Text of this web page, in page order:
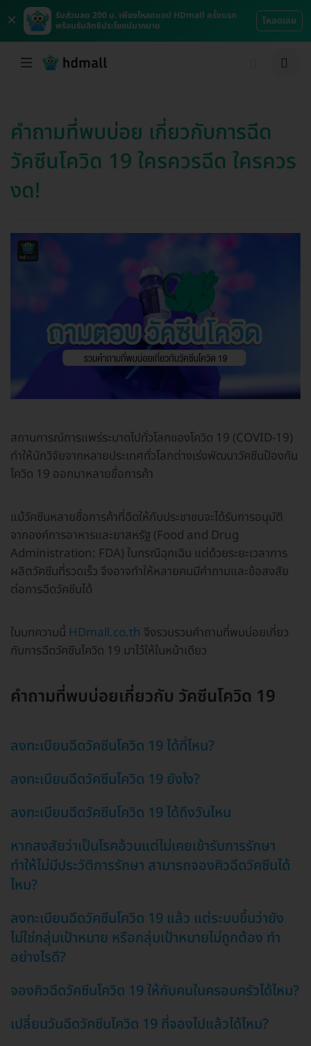
×
รับส่วนลด 200 บ. เพียงโหลดแอป HDmall ครั้งแรก
พร้อมรับสิทธิประโยชน์มากมาย
โหลดเลย
คำถามที่พบบ่อย เกี่ยวกับการฉีด
วัคซีนโควิด 19 ใครควรฉีด ใครควร
งด!
สถานการณ์การแพร่ระบาดไปทั่วโลกของโควิด 19 (COVID-19)
ทำให้นักวิจัยจากหลายประเทศทั่วโลกต่างเร่งพัฒนาวัคซีนป้องกัน
โควิด 19 ออกมาหลายชื่อการค้า
แม้วัคซีนหลายชื่อการค้าที่ฉีดให้กับประชาชนจะได้รับการอนุมัติ
จากองค์การอาหารและยาสหรัฐ (Food and Drug
Administration: FDA) ในกรณีฉุกเฉิน แต่ด้วยระยะเวลาการ
ผลิตวัคซีนที่รวดเร็ว จึงอาจทำให้หลายคนมีคำถามและข้อสงสัย
ต่อการฉีดวัคซีนได้
ในบทความนี้ HDmall.co.th จึงรวบรวมคำถามที่พบบ่อยเกี่ยว
กับการฉีดวัคซีนโควิด 19 มาไว้ให้ในหน้าเดียว
คำถามที่พบบ่อยเกี่ยวกับ วัคซีนโควิด 19
ลงทะเบียนฉีดวัคซีนโควิด 19 ได้ที่ไหน?
ลงทะเบียนฉีดวัคซีนโควิด 19 ยังไง?
ลงทะเบียนฉีดวัคซีนโควิด 19 ได้ถึงวันไหน
หากสงสัยว่าเป็นโรคอ้วนแต่ไม่เคยเข้ารับการรักษา
ทำให้ไม่มีประวัติการรักษา สามารถจองคิวฉีดวัคซีนได้
ไหม?
ลงทะเบียนฉีดวัคซีนโควิด 19 แล้ว แต่ระบบขึ้นว่ายัง
ไม่ใช่กลุ่มเป้าหมาย หรือกลุ่มเป้าหมายไม่ถูกต้อง ทำ
อย่างไรดี?
จองคิวฉีดวัคซีนโควิด 19 ให้กับคนในครอบครัวได้ไหม?
เปลี่ยนวันฉีดวัคซีนโควิด 19 ที่จองไปแล้วได้ไหม?